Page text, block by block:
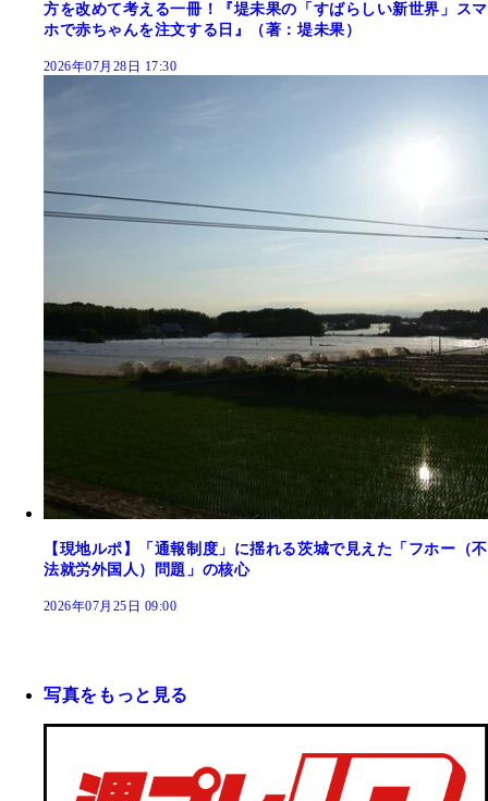
方を改めて考える一冊！『堤未果の「すばらしい新世界」スマ
ホで赤ちゃんを注文する日』（著：堤未果）
2026年07月28日 17:30
【現地ルポ】「通報制度」に揺れる茨城で見えた「フホー（不
法就労外国人）問題」の核心
2026年07月25日 09:00
写真をもっと見る